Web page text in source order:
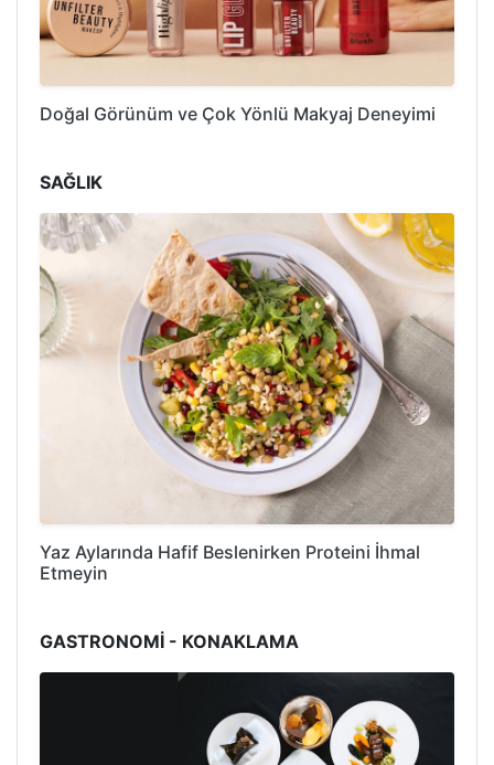
Doğal Görünüm ve Çok Yönlü Makyaj Deneyimi
SAĞLIK
Yaz Aylarında Hafif Beslenirken Proteini İhmal
Etmeyin
GASTRONOMİ - KONAKLAMA